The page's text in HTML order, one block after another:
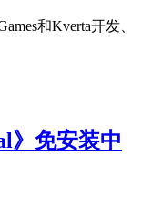
和Kverta开发、
》免安装中